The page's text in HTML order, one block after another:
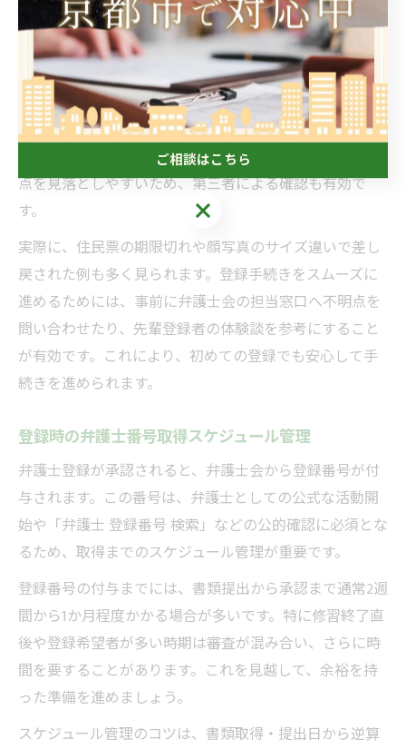
や不備、証明書類の有効期限切れ、顔写真の規格違反な
どが挙げられます。これらは登録の遅延や再提出の原因
となるため、注意が必要です。
対策としては、まず提出前にすべての書類をチェックリ
ストに基づき確認することが重要です。特に、漢字表記
やフリガナ、印鑑の押し忘れ、日付の誤記入など細かな
点を見落としやすいため、第三者による確認も有効で
す。
実際に、住民票の期限切れや顔写真のサイズ違いで差し
戻された例も多く見られます。登録手続きをスムーズに
進めるためには、事前に弁護士会の担当窓口へ不明点を
問い合わせたり、先輩登録者の体験談を参考にすること
が有効です。これにより、初めての登録でも安心して手
続きを進められます。
登録時の弁護士番号取得スケジュール管理
弁護士登録が承認されると、弁護士会から登録番号が付
与されます。この番号は、弁護士としての公式な活動開
始や「弁護士 登録番号 検索」などの公的確認に必須とな
るため、取得までのスケジュール管理が重要です。
登録番号の付与までには、書類提出から承認まで通常2週
間から1か月程度かかる場合が多いです。特に修習終了直
後や登録希望者が多い時期は審査が混み合い、さらに時
間を要することがあります。これを見越して、余裕を持
った準備を進めましょう。
スケジュール管理のコツは、書類取得・提出日から逆算
ご相談はこちら
ご相談はこちら